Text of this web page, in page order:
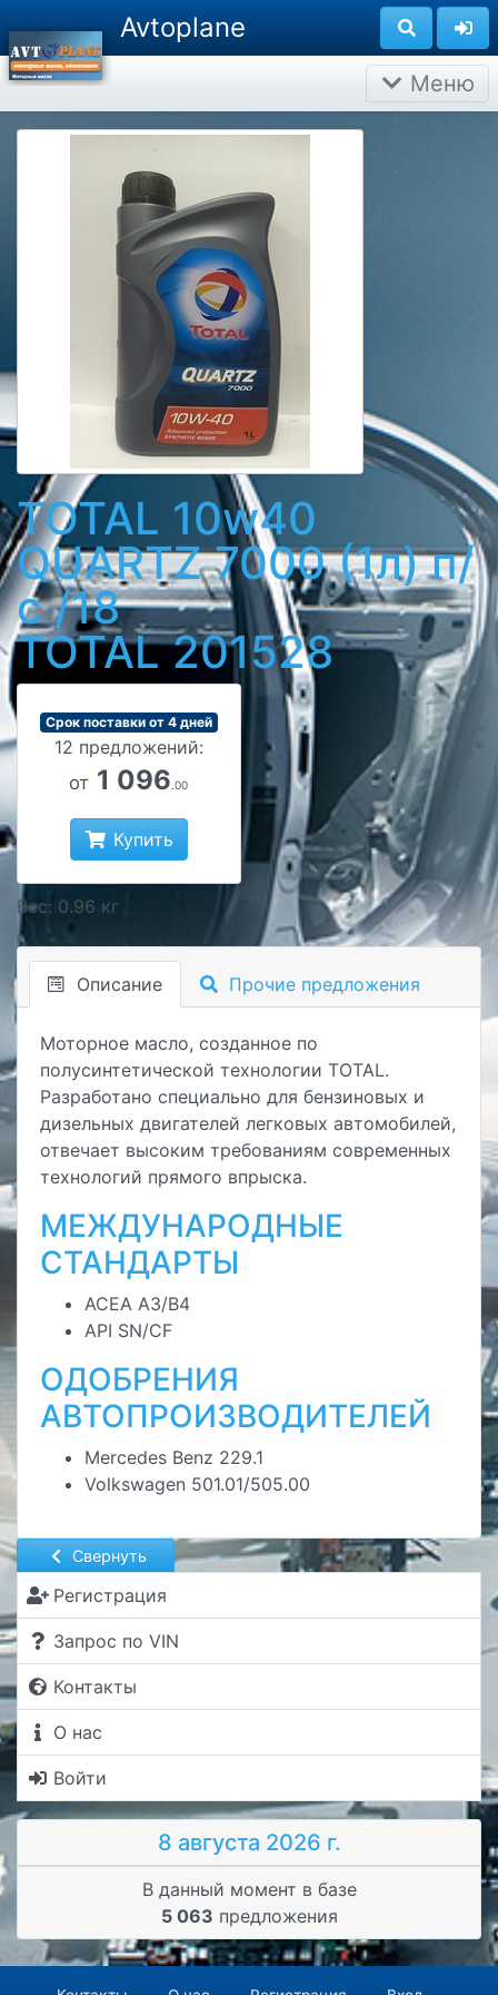
Avtoplane
Меню
Свернуть
Регистрация
Запрос по VIN
Контакты
О нас
Войти
8 августа 2026 г.
В данный момент в базе
5 063 предложения
TOTAL 10w40
QUARTZ 7000 (1л) п/
с /18
TOTAL 201528
Срок поставки от 4 дней
12 предложений:
от 1 096 .00
Купить
Вес: 0.96 кг
Описание Прочие предложения
Моторное масло, созданное по
полусинтетической технологии TOTAL.
Разработано специально для бензиновых и
дизельных двигателей легковых автомобилей,
отвечает высоким требованиям современных
технологий прямого впрыска.
МЕЖДУНАРОДНЫЕ
СТАНДАРТЫ
ACEA A3/B4
API SN/CF
ОДОБРЕНИЯ
АВТОПРОИЗВОДИТЕЛЕЙ
Mercedes Benz 229.1
Volkswagen 501.01/505.00